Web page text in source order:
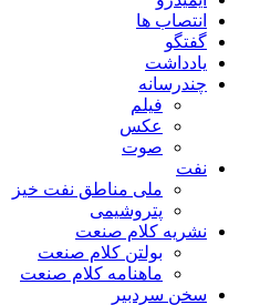
انتصاب ها
گفتگو
یادداشت
چندرسانه
فیلم
عکس
صوت
نفت
ملی مناطق نفت خیز
پتروشیمی
نشریه کلام صنعت
بولتن کلام صنعت
ماهنامه کلام صنعت
سخن سردبیر